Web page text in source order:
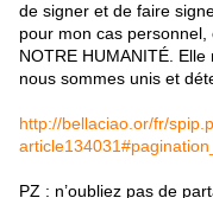
de signer et de faire
pour mon cas
NOTRE HUMANITÉ.
nous sommes unis et
http://bellaciao.or/fr/
PZ : n’oubliez pas de